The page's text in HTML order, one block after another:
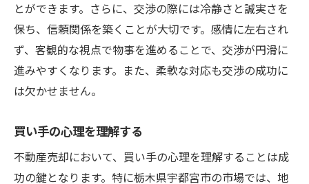
とができます。さらに、交渉の際には冷静さと誠実さを
保ち、信頼関係を築くことが大切です。感情に左右され
ず、客観的な視点で物事を進めることで、交渉が円滑に
進みやすくなります。また、柔軟な対応も交渉の成功に
は欠かせません。
買い手の心理を理解する
不動産売却において、買い手の心理を理解することは成
功の鍵となります。特に栃木県宇都宮市の市場では、地